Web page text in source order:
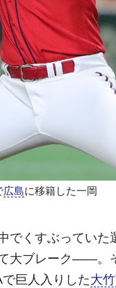
広島に移籍した一岡
でくすぶっていた
大ブレーク――。
巨人入りした大